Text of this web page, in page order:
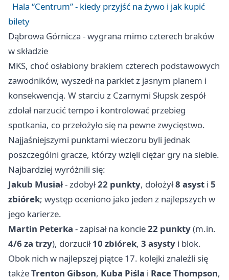
Hala “Centrum” - kiedy przyjść na żywo i jak kupić
bilety
Dąbrowa Górnicza - wygrana mimo czterech braków
w składzie
MKS, choć osłabiony brakiem czterech podstawowych
zawodników, wyszedł na parkiet z jasnym planem i
konsekwencją. W starciu z Czarnymi Słupskzespół
zdołał narzucić tempo i kontrolować przebieg
spotkania, co przełożyło się na pewne zwycięstwo.
Najjaśniejszymi punktami wieczoru byli jednak
poszczególni gracze, którzy wzięli ciężar gry na siebie.
Najbardziej wyróżnili się:
Jakub Musiał- zdobył22 punkty, dołożył8 asyst i 5
zbiórek; występ oceniono jako jeden z najlepszych w
jego karierze.
Martin Peterka - zapisał na koncie22 punkty(m.in.
4/6 za trzy), dorzucił10 zbiórek, 3 asysty i blok.
Obok nich w najlepszej piątce 17. kolejki znaleźli się
takżeTrenton Gibson, Kuba Piśla i Race Thompson,